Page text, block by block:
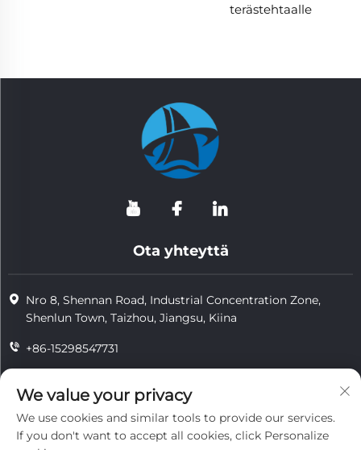
terästehtaalle
Ota yhteyttä
Nro 8, Shennan Road, Industrial Concentration Zone,
Shenlun Town, Taizhou, Jiangsu, Kiina
+86-15298547731
[email protected]
We value your privacy
We use cookies and similar tools to provide our services.
If you don't want to accept all cookies, click Personalize